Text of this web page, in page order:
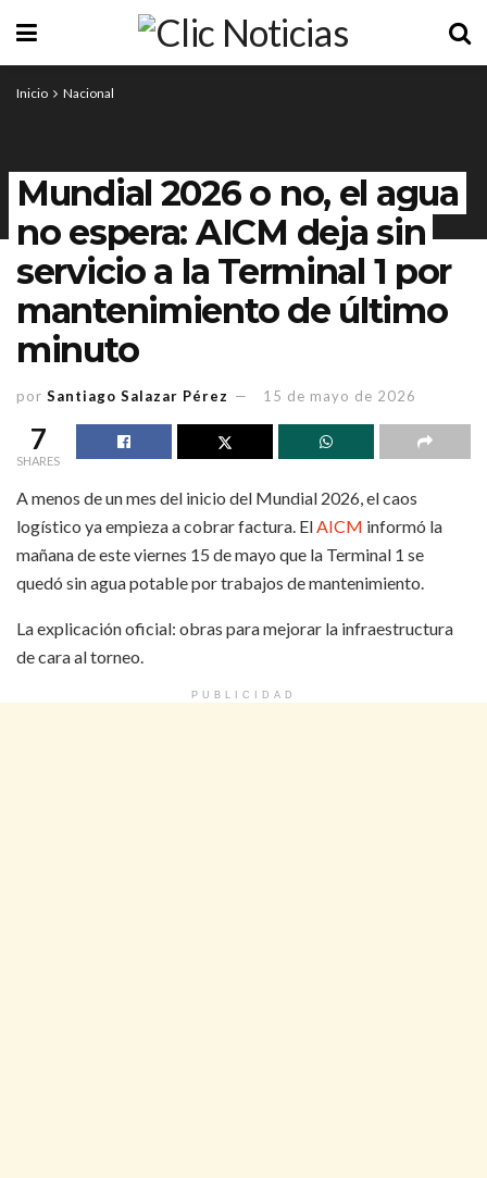
Inicio Nacional
Mundial 2026 o no, el agua
no espera: AICM deja sin
servicio a la Terminal 1 por
mantenimiento de último
minuto
por Santiago Salazar Pérez 15 de mayo de 2026
7
SHARES
A menos de un mes del inicio del Mundial 2026, el caos
logístico ya empieza a cobrar factura. El AICM informó la
mañana de este viernes 15 de mayo que la Terminal 1 se
quedó sin agua potable por trabajos de mantenimiento.
La explicación oficial: obras para mejorar la infraestructura
de cara al torneo.
PUBLICIDAD